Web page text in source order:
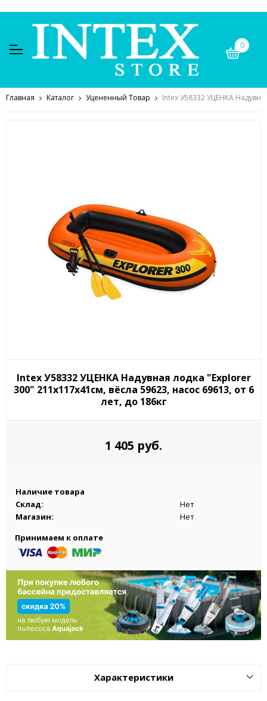
0
Главная Каталог Уцененный Товар Intex У58332 УЦЕНКА
Intex У58332 УЦЕНКА Надувная лодка "Explorer
300" 211х117х41см, вёсла 59623, насос 69613, от 6
лет, до 186кг
1 405 руб.
Наличие товара
Склад:
Нет
Магазин:
Нет
Принимаем к оплате
Характеристики